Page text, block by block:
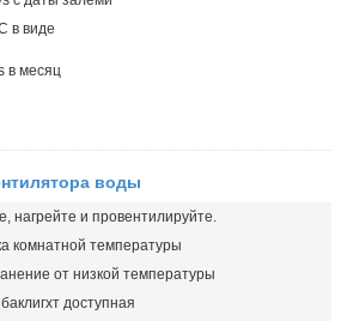
в виде
в месяц
воды
нагрейте и провентилируйте.
комнатной температуры
от низкой температуры
доступная